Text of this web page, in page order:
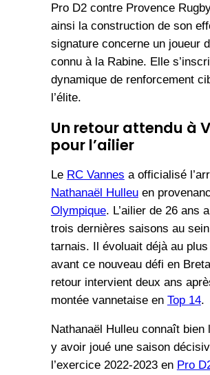
Pro D2 contre Provence
ainsi la construction de son
signature concerne un joueur
connu à la Rabine. Elle
dynamique de renforcement
l’élite.
Un retour attendu à
pour l’ailier
Le RC Vannes a officialisé
Nathanaël Hulleuen
Olympique. L’ailier de 26 ans
trois dernières saisons au
tarnais. Il évoluait déjà au
avant ce nouveau défi en
retour intervient deux ans
montée vannetaise en Top 14.
Nathanaël Hulleu connaît bien
y avoir joué une saison
l’exercice 2022-2023 en Pro